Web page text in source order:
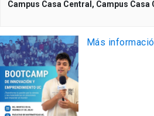
Campus Casa Central, Campus Casa
Más